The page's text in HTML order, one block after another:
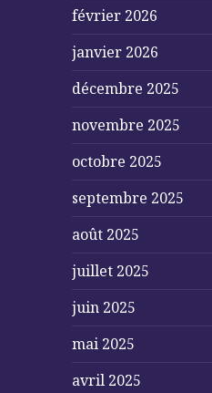
février 2026
janvier 2026
décembre 2025
novembre 2025
octobre 2025
septembre 2025
août 2025
juillet 2025
juin 2025
mai 2025
avril 2025